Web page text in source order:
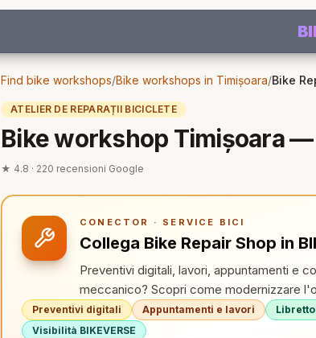
Find bike workshops/Bike workshops in Timișoara/Bike
ATELIER DE REPARAȚII BICICLETE
Bike workshop Timișoara —
★ 4.8 · 220 recensioni Google
CONECTOR · SERVICE BICI
Collega Bike Repair Shop in
Preventivi digitali, lavori, appuntamenti e
meccanico? Scopri come modernizzare
Preventivi digitali Appuntamenti e lavori
Visibilità BIKEVERSE